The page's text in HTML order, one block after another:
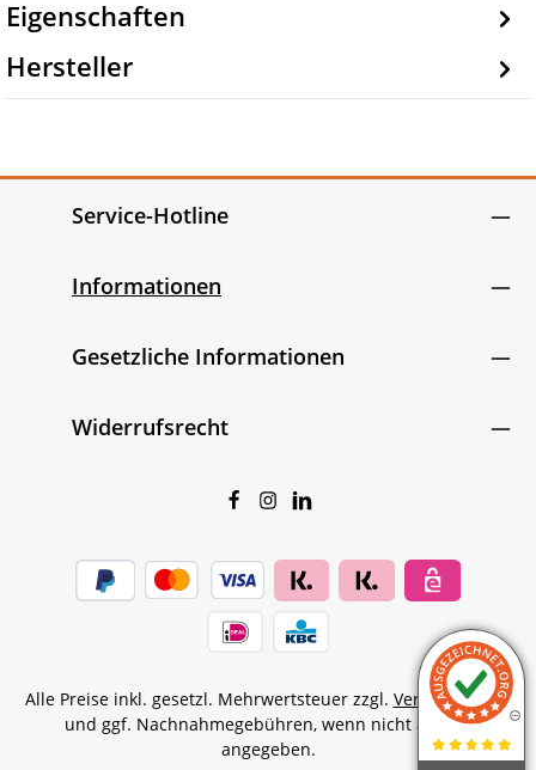
Eigenschaften
Hersteller
Service-Hotline
Informationen
Gesetzliche Informationen
Widerrufsrecht
Alle Preise inkl. gesetzl. Mehrwertsteuer zzgl. Versandkosten
und ggf. Nachnahmegebühren, wenn nicht anders
angegeben.